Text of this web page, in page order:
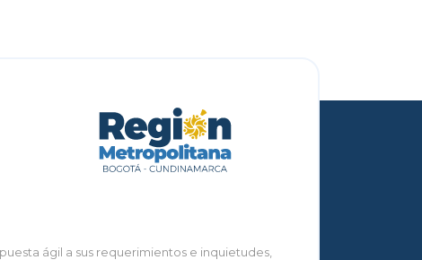
ágil a sus requerimientos e inquietudes,